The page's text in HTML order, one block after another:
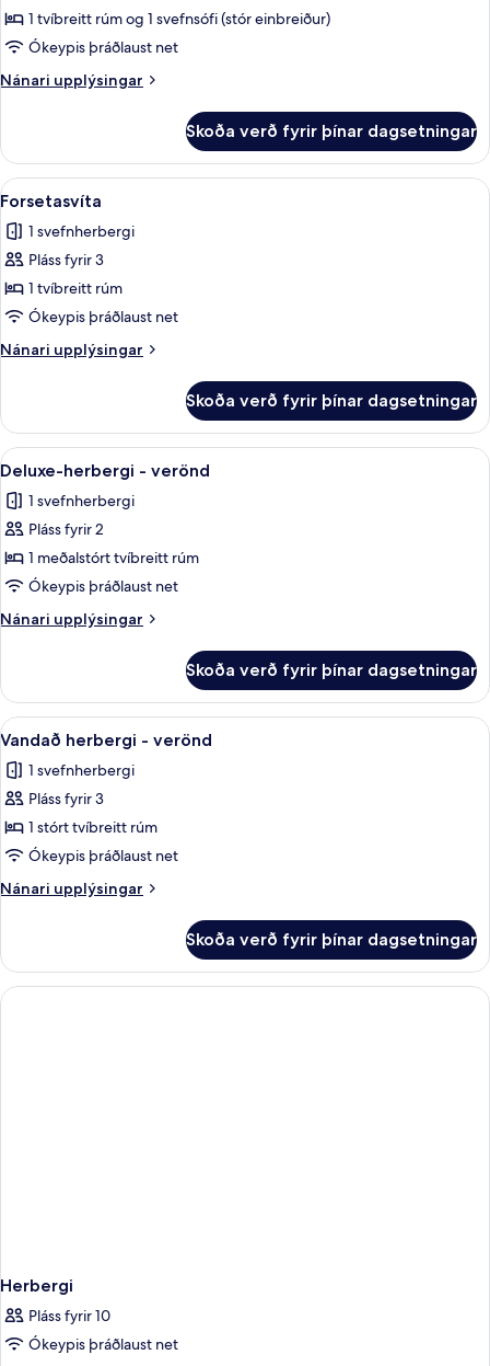
Tvíbýli
1 tvíbreitt rúm og 1 svefnsófi (stór einbreiður)
Ókeypis þráðlaust net
Nánari upplýsingar
Nánari
Skoða verð fyrir þínar dagsetningar
Skoða
allar
myndir
fyrir
Forsetasvíta
Forsetasvíta | Rúmföt af bestu
7
Forsetasvíta
1 svefnherbergi
Pláss fyrir 3
1 tvíbreitt rúm
Ókeypis þráðlaust net
Nánari upplýsingar
Nánari
Skoða verð fyrir þínar dagsetningar
Skoða
allar
myndir
fyrir
Deluxe-
herbergi
-
verönd
Deluxe-herbergi - verönd | Rúmföt
5
Deluxe-herbergi - verönd
1 svefnherbergi
Pláss fyrir 2
1 meðalstórt tvíbreitt rúm
Ókeypis þráðlaust net
Nánari upplýsingar
Nánari
herbergi
verönd
Skoða verð fyrir þínar dagsetningar
Skoða
allar
myndir
fyrir
Vandað
herbergi
-
verönd
Vandað herbergi - verönd | Rúmföt
7
Vandað herbergi - verönd
1 svefnherbergi
Pláss fyrir 3
1 stórt tvíbreitt rúm
Ókeypis þráðlaust net
Nánari upplýsingar
Nánari
herbergi
verönd
Skoða verð fyrir þínar dagsetningar
Herbergi
Pláss fyrir 10
Ókeypis þráðlaust net